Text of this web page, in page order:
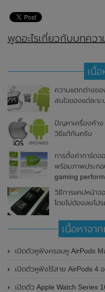
พูดอะไรเกี่ยวกับบทควา
เนื้อ
ความแตกต่างข
สนใจของแต่ละระ
ปัญหาเครื่องค้าง
วิธีแก้กันครับ
การตั้งค่าการ์ดจ
พร้อมภาพประก
gaming
วิธีการแคปหน้า
โดยไม่ต้องลงโป
เนื้อหาจา
เปิดตัวหูฟังครอบหู AirPods
เปิดตัวหูฟังไร้สาย AirPods 4 อย่างเป็นท
เปิดตัว Apple Watch Series 10 อ